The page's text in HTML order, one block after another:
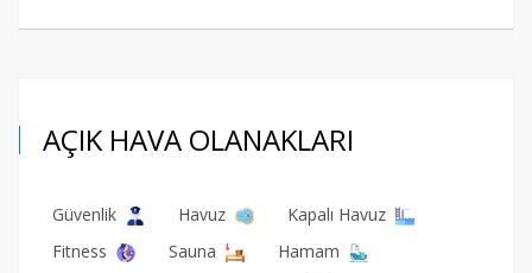
AÇIK HAVA OLANAKLARI
Güvenlik Havuz
Kapalı Havuz
Fitness
Sauna
Hamam